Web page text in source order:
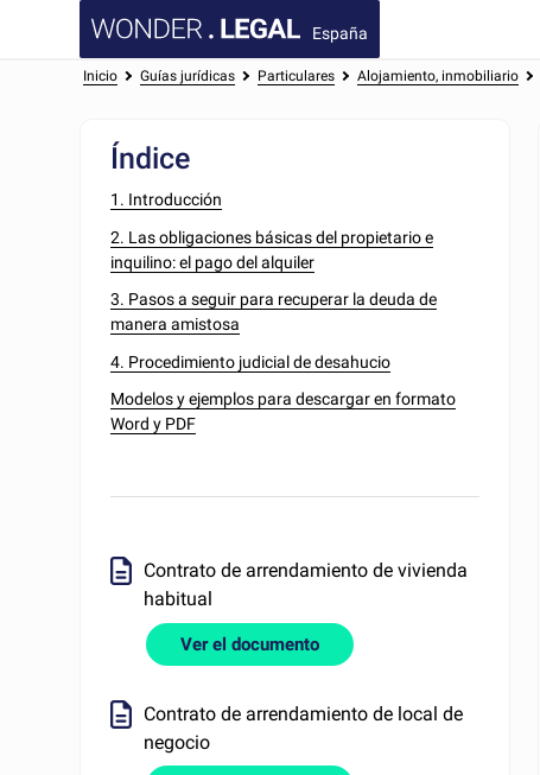
España
Inicio Guías jurídicas Particulares Alojamiento, inmobiliario
Índice
1. Introducción
2. Las obligaciones básicas del propietario e
inquilino: el pago del alquiler
3. Pasos a seguir para recuperar la deuda de
manera amistosa
4. Procedimiento judicial de desahucio
Modelos y ejemplos para descargar en formato
Word y PDF
Contrato de arrendamiento de vivienda
habitual
Ver el documento
Contrato de arrendamiento de local de
negocio